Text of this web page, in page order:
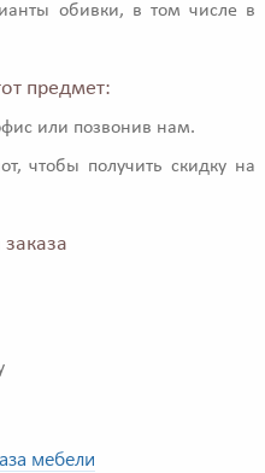
обивки, в том числе в
предмет:
или позвонив нам.
чтобы получить скидку на
мебели